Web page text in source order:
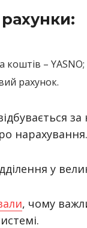
коштів – YASNO;
рахунок.
нарахування.
у
, чому